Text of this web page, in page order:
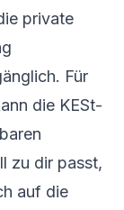
private
Für
die KESt-
zu dir passt,
auf die